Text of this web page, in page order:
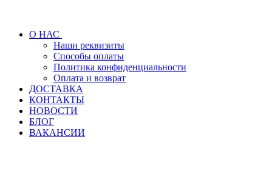
О НАС
Наши реквизиты
Способы оплаты
Политика конфиденциальности
Оплата и возврат
ДОСТАВКА
КОНТАКТЫ
НОВОСТИ
БЛОГ
ВАКАНСИИ